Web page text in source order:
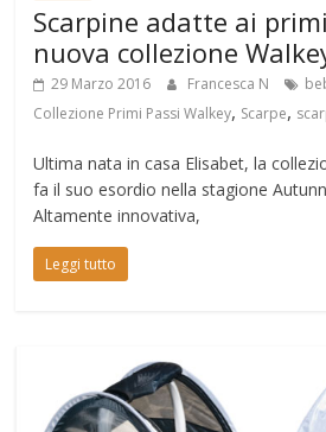
Scarpine adatte ai
nuova collezione
29 Marzo 2016 Francesca N
Collezione Primi Passi Walkey, Scarpe,
Ultima nata in casa Elisabet, la
fa il suo esordio nella stagione
Altamente innovativa,
Leggi tutto